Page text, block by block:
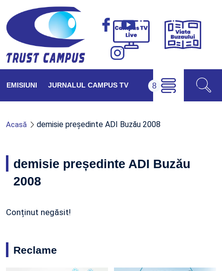
Campus
Viața
EMISIUNI JURNALUL CAMPUS TV
Acasă demisie președinte ADI Buzău 2008
demisie președinte ADI Buzău
2008
Conținut negăsit!
Reclame